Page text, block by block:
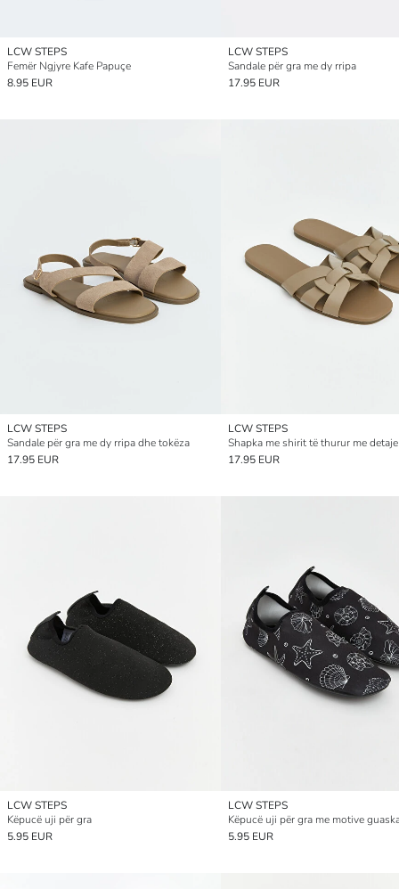
LCW STEPS
Femër Ngjyre Kafe Papuçe
8.95 EUR
LCW STEPS
Sandale për gra me dy rripa
17.95 EUR
LCW STEPS
Sandale për gra me dy rripa dhe tokëza
17.95 EUR
LCW STEPS
Shapka me shirit të thurur me
17.95 EUR
LCW STEPS
Këpucë uji për gra
5.95 EUR
LCW STEPS
Këpucë uji për gra me motive
5.95 EUR